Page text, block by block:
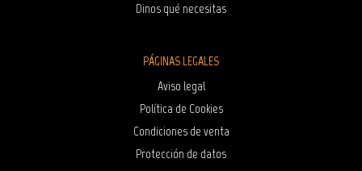
Dinos qué necesitas
PÁGINAS LEGALES
Aviso legal
Política de Cookies
Condiciones de venta
Protección de datos